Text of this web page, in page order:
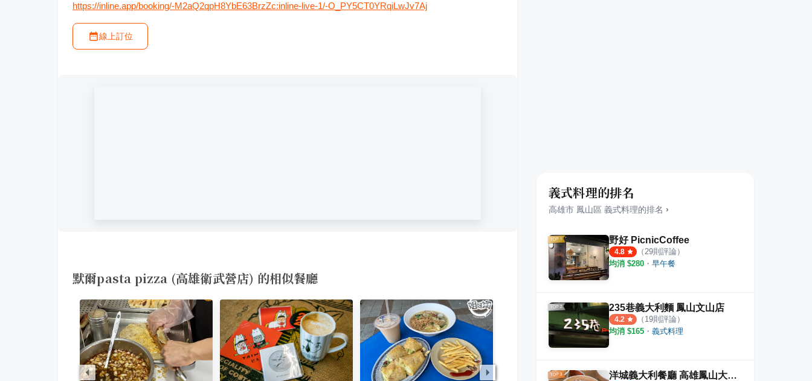
https://inline.app/booking/-M2aQ2qpH8YbE63BrzZc:inline-live-1/-O_PY5CT0YRqiLwJv7Aj
線上訂位
默爾pasta pizza (高雄衛武營店) 的相似餐廳
義式料理的排名
高雄市 鳳山區 義式料理的排名 ›
野好 PicnicCoffee
4.8 （ 29則評論）
均消 $280 ・ 早午餐
235巷義大利麵 鳳山文山店
4.2 （ 19則評論）
均消 $165 ・ 義式料理
洋城義大利餐廳 高雄鳳山大潤發店